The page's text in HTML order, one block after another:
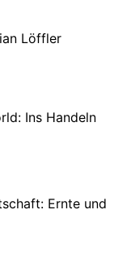
Löffler
Ins Handeln
Ernte und